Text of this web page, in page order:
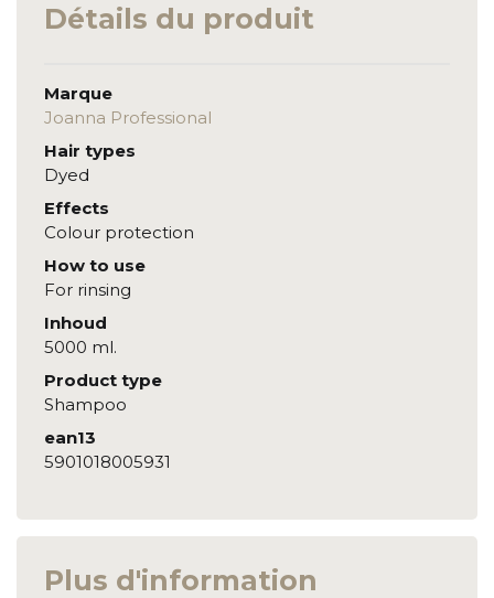
Détails du produit
Marque
Joanna Professional
Hair types
Dyed
Effects
Colour protection
How to use
For rinsing
Inhoud
5000 ml.
Product type
Shampoo
ean13
5901018005931
Plus d'information